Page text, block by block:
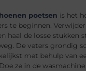
poetsen is het
te beginnen.
haal de losse stukken
De veters grondig
met behulp van
ze in de